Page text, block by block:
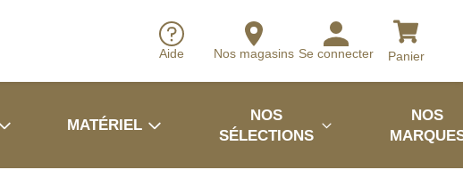
Aide Nos magasins Se connecter Panier
MATÉRIEL
NOS
SÉLECTIONS
NOS